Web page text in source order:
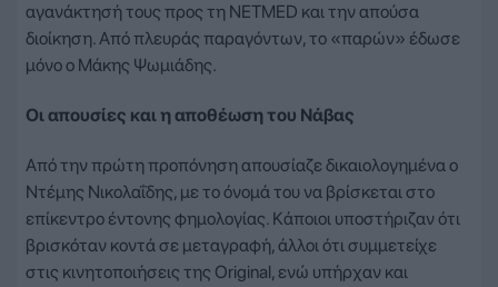
αγανάκτησή τους προς τη NETMED και την απούσα
διοίκηση. Από πλευράς παραγόντων, το «παρών» έδωσε
μόνο ο Μάκης Ψωμιάδης.
Οι απουσίες και η αποθέωση του Νάβας
Από την πρώτη προπόνηση απουσίαζε δικαιολογημένα ο
Ντέμης Νικολαΐδης, με το όνομά του να βρίσκεται στο
επίκεντρο έντονης φημολογίας. Κάποιοι υποστήριζαν ότι
βρισκόταν κοντά σε μεταγραφή, άλλοι ότι συμμετείχε
στις κινητοποιήσεις της Original, ενώ υπήρχαν και